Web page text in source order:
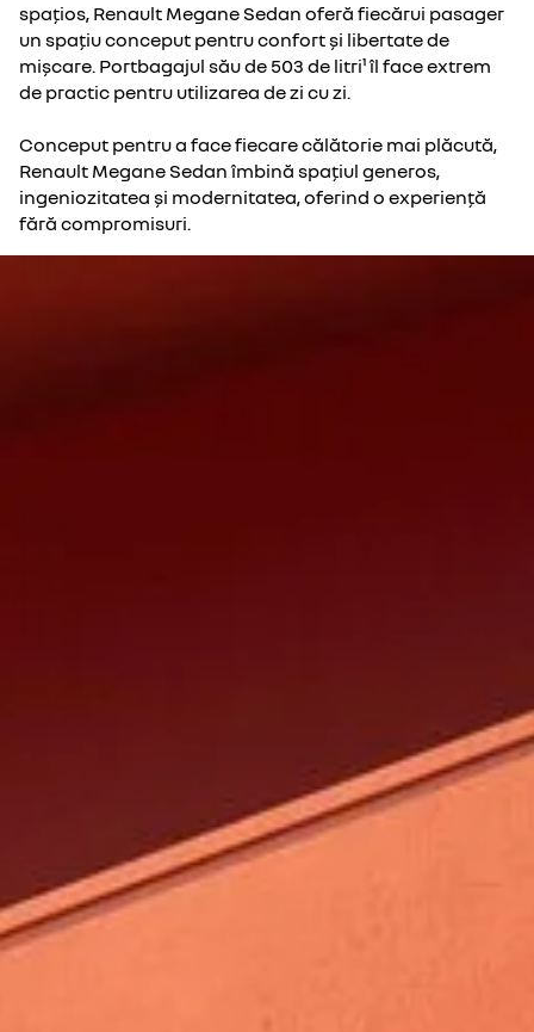
spațios, Renault Megane Sedan oferă fiecărui pasager
un spațiu conceput pentru confort și libertate de
mișcare. Portbagajul său de 503 de litri¹ îl face extrem
de practic pentru utilizarea de zi cu zi.
Conceput pentru a face fiecare călătorie mai plăcută,
Renault Megane Sedan îmbină spațiul generos,
ingeniozitatea și modernitatea, oferind o experiență
fără compromisuri.